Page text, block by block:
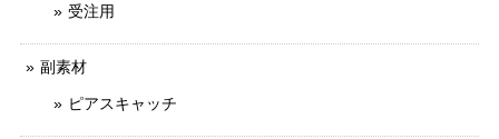
受注用
副素材
ピアスキャッチ